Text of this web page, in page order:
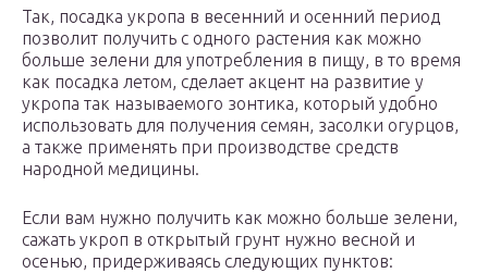
Так, посадка укропа в весенний и осенний период
позволит получить с одного растения как можно
больше зелени для употребления в пищу, в то время
как посадка летом, сделает акцент на развитие у
укропа так называемого зонтика, который удобно
использовать для получения семян, засолки огурцов,
а также применять при производстве средств
народной медицины.
Если вам нужно получить как можно больше зелени,
сажать укроп в открытый грунт нужно весной и
осенью, придерживаясь следующих пунктов: